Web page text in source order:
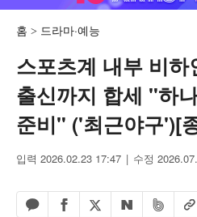
홈 드라마·예능
스포츠계 내부 비
출신까지 합세 "하
준비" ('최근야구')[
입력 2026.02.23 17:47 수정
카카오톡 공유하기
페이스북 공유하기
엑스 공유하기
네이버 공유하
밴드 공